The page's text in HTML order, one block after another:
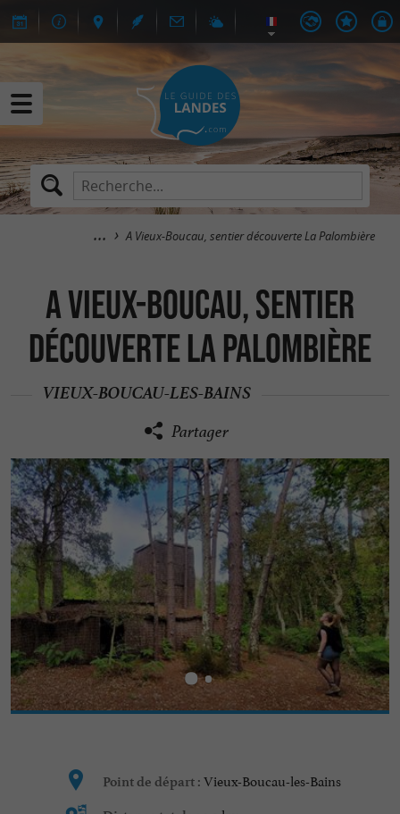
A Vieux-Boucau, sentier découverte La Palombière
A Vieux-Boucau, sentier
découverte La Palombière
VIEUX-BOUCAU-LES-BAINS
Partager
Point de départ : Vieux-Boucau-les-Bains